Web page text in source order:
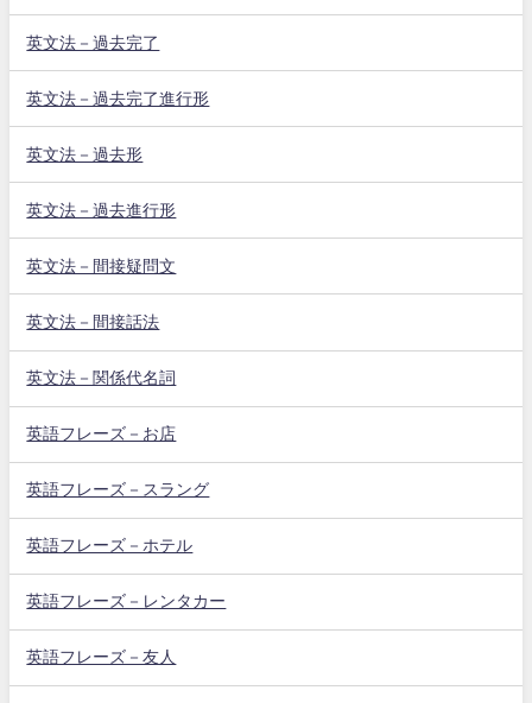
英文法－過去完了
英文法－過去完了進行形
英文法－過去形
英文法－過去進行形
英文法－間接疑問文
英文法－間接話法
英文法－関係代名詞
英語フレーズ－お店
英語フレーズ－スラング
英語フレーズ－ホテル
英語フレーズ－レンタカー
英語フレーズ－友人